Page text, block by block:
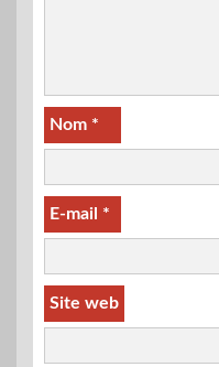
Nom *
E-mail *
Site web